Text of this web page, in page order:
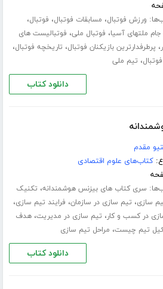
ورزش فوتبال، مسابقات فوتبال، فوتبال،
ملتهای آسیا، فوتبال ملی، فوتبالیست های
، پرطرفدارترین بازیکنان فوتبال، تاریخچه فوتبال،
، تیم ملی
دانلود کتاب
مقدم
کتاب‌های علوم اقتصادی
سری کتاب های بیزنس هوشمندانه، تکنیک
سازی، تیم سازی در سازمان، فرایند تیم سازی،
در کسب و کار، تیم سازی در مدیریت،هدف
تیم چیست، مراحل تیم سازی
دانلود کتاب